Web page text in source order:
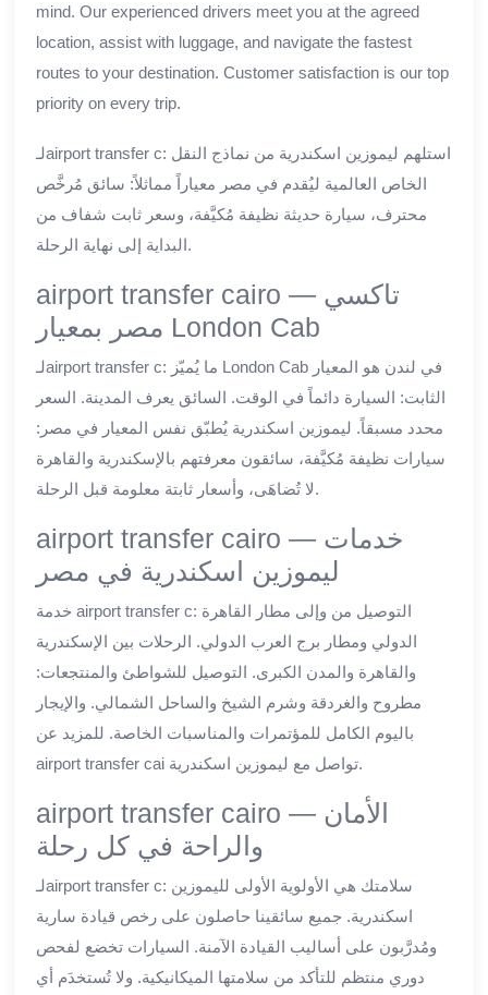
mind. Our experienced drivers meet you at the agreed
location, assist with luggage, and navigate the fastest
routes to your destination. Customer satisfaction is our top
priority on every trip.
لـairport transfer c: استلهم ليموزين اسكندرية من نماذج النقل
الخاص العالمية ليُقدم في مصر معياراً مماثلاً: سائق مُرخَّص
محترف، سيارة حديثة نظيفة مُكيَّفة، وسعر ثابت شفاف من
البداية إلى نهاية الرحلة.
airport transfer cairo — تاكسي
مصر بمعيار London Cab
لـairport transfer c: ما يُميّز London Cab في لندن هو المعيار
الثابت: السيارة دائماً في الوقت. السائق يعرف المدينة. السعر
محدد مسبقاً. ليموزين اسكندرية يُطبّق نفس المعيار في مصر:
سيارات نظيفة مُكيَّفة، سائقون معرفتهم بالإسكندرية والقاهرة
لا تُضاهَى، وأسعار ثابتة معلومة قبل الرحلة.
airport transfer cairo — خدمات
ليموزين اسكندرية في مصر
خدمة airport transfer c: التوصيل من وإلى مطار القاهرة
الدولي ومطار برج العرب الدولي. الرحلات بين الإسكندرية
والقاهرة والمدن الكبرى. التوصيل للشواطئ والمنتجعات:
مطروح والغردقة وشرم الشيخ والساحل الشمالي. والإيجار
باليوم الكامل للمؤتمرات والمناسبات الخاصة. للمزيد عن
airport transfer cai تواصل مع ليموزين اسكندرية.
airport transfer cairo — الأمان
والراحة في كل رحلة
لـairport transfer c: سلامتك هي الأولوية الأولى لليموزين
اسكندرية. جميع سائقينا حاصلون على رخص قيادة سارية
ومُدرَّبون على أساليب القيادة الآمنة. السيارات تخضع لفحص
دوري منتظم للتأكد من سلامتها الميكانيكية. ولا تُستخدَم أي